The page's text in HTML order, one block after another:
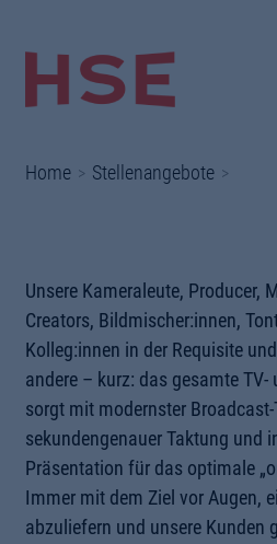
Home Stellenangebote
Unsere Kameraleute, Producer,
Creators, Bildmischer:innen,
Kolleg:innen in der Requisite
andere – kurz: das gesamte
sorgt mit modernster Broadcast-
sekundengenauer Taktung und
Präsentation für das optimale
Immer mit dem Ziel vor Augen,
abzuliefern und unsere Kunden